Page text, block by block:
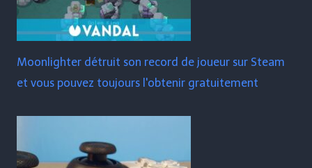
Moonlighter détruit son record de joueur sur Steam
et vous pouvez toujours l'obtenir gratuitement